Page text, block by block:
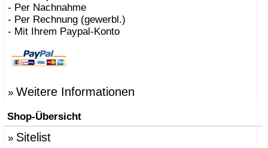
- Per Nachnahme
- Per Rechnung (gewerbl.)
- Mit Ihrem Paypal-Konto
» Weitere Informationen
Shop-Übersicht
» Sitelist